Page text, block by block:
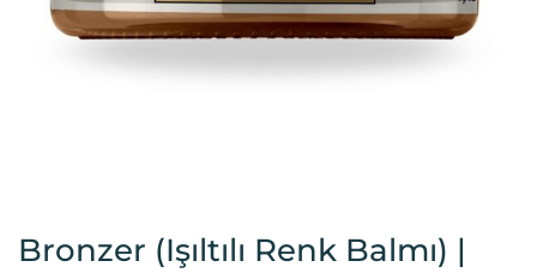
Bronzer (Işıltılı Renk Balmı) |